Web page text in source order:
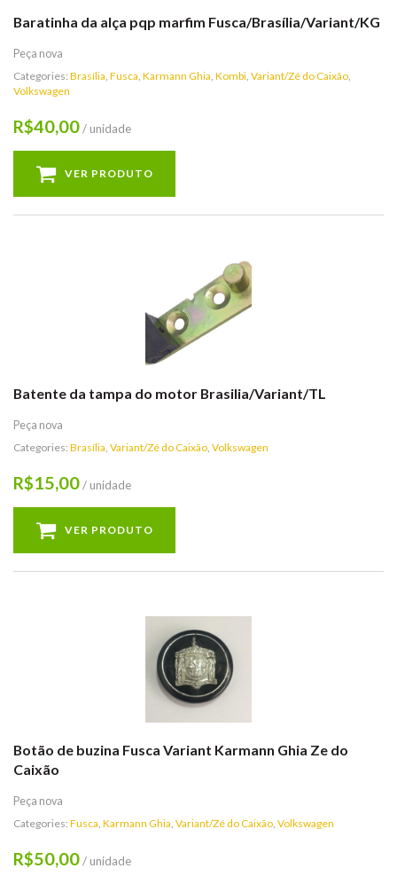
Baratinha da alça pqp marfim Fusca/Brasília/Variant/KG
Peça nova
Categories: Brasília, Fusca, Karmann Ghia, Kombi, Variant/Zé do Caixão,
Volkswagen
R$40,00/ unidade
VER PRODUTO
Batente da tampa do motor Brasilia/Variant/TL
Peça nova
Categories: Brasília, Variant/Zé do Caixão, Volkswagen
R$15,00/ unidade
VER PRODUTO
Botão de buzina Fusca Variant Karmann Ghia Ze do
Caixão
Peça nova
Categories: Fusca, Karmann Ghia, Variant/Zé do Caixão, Volkswagen
R$50,00/ unidade